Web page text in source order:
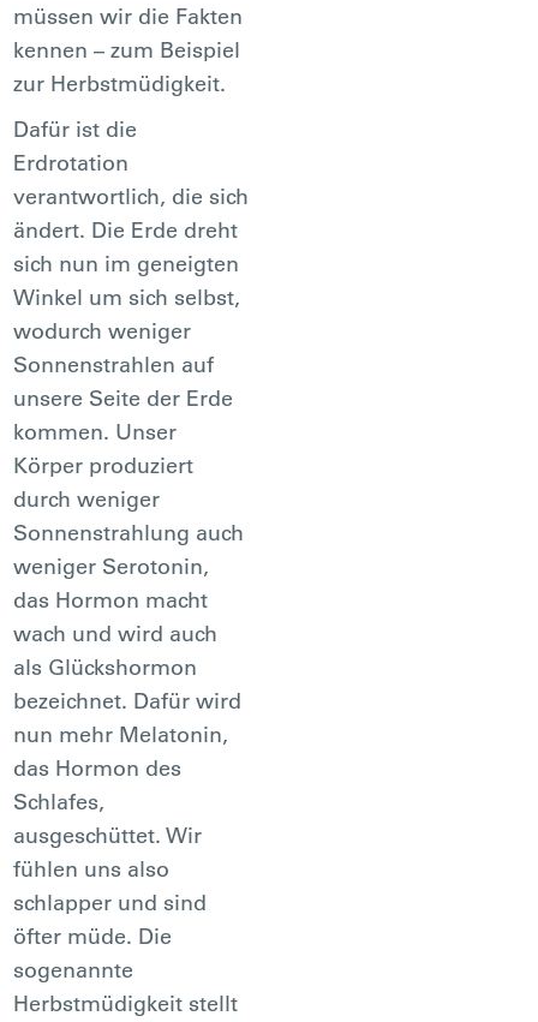
müssen wir die Fakten
kennen – zum Beispiel
zur Herbstmüdigkeit.
Dafür ist die
Erdrotation
verantwortlich, die sich
ändert. Die Erde dreht
sich nun im geneigten
Winkel um sich selbst,
wodurch weniger
Sonnenstrahlen auf
unsere Seite der Erde
kommen. Unser
Körper produziert
durch weniger
Sonnenstrahlung auch
weniger Serotonin,
das Hormon macht
wach und wird auch
als Glückshormon
bezeichnet. Dafür wird
nun mehr Melatonin,
das Hormon des
Schlafes,
ausgeschüttet. Wir
fühlen uns also
schlapper und sind
öfter müde. Die
sogenannte
Herbstmüdigkeit stellt